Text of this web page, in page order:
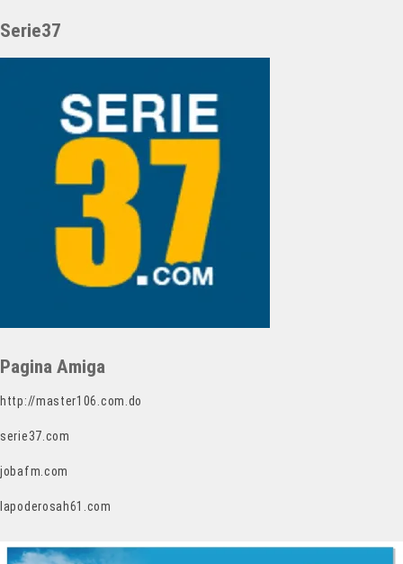
Serie37
Pagina Amiga
http://master106.com.do
serie37.com
jobafm.com
lapoderosah61.com